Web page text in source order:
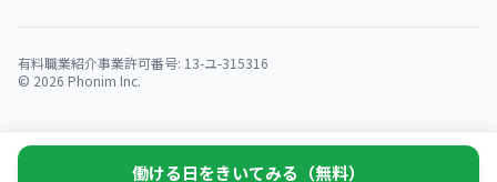
有料職業紹介事業許可番号: 13-ユ-315316
© 2026 Phonim Inc.
働ける日をきいてみる（無料）